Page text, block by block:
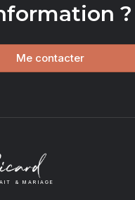
?
Me contacter
& MARIAGE